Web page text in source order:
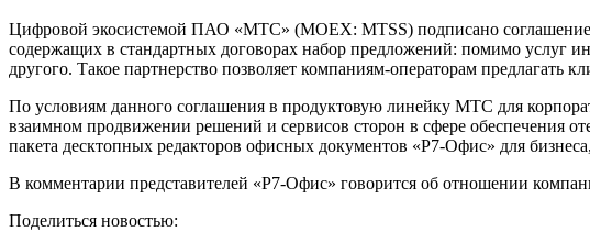
Цифровой экосистемой ПАО «МТС» (MOEX: MTSS) подписано соглашение
содержащих в стандартных договорах набор предложений: помимо услуг
другого. Такое партнерство позволяет компаниям-операторам
По условиям данного соглашения в продуктовую линейку МТС для
взаимном продвижении решений и сервисов сторон в сфере обеспечения
пакета десктопных редакторов офисных документов «Р7-Офис» для
В комментарии представителей «Р7-Офис» говорится об отношении
Поделиться новостью: